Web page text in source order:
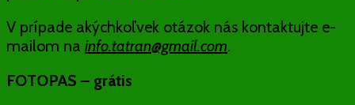
V prípade akýchkoľvek otázok nás kontaktujte e-
mailom na info.tatran@gmail.com.
FOTOPAS – grátis